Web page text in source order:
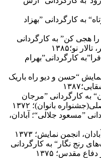
به کارگردانی ”بهزاد
را هجی کن” به کارگردانی
نو؛۱۳۸۵
کارگردانی”بهرام
“حسن و دیو راه باریک
به کارگردانی ”مرجان
بانوان)؛ ۱۳۷۲
”مسعود جلالی“؛ آبادان،
انجمن نمایش؛ ۱۳۷۳
رنج نگار“ به کارگردانی
مقدس؛ ۱۳۷۵